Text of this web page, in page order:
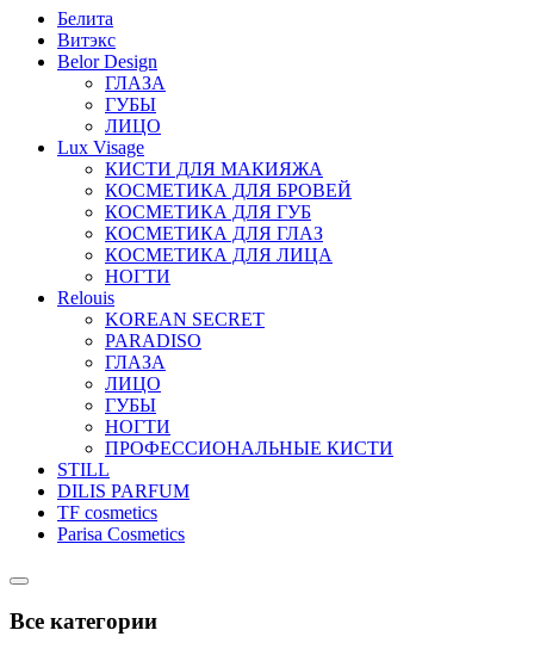
Белита
Витэкс
Belor Design
ГЛАЗА
ГУБЫ
ЛИЦО
Lux Visage
КИСТИ ДЛЯ МАКИЯЖА
КОСМЕТИКА ДЛЯ БРОВЕЙ
КОСМЕТИКА ДЛЯ ГУБ
КОСМЕТИКА ДЛЯ ГЛАЗ
КОСМЕТИКА ДЛЯ ЛИЦА
НОГТИ
Relouis
KOREAN SECRET
PARADISO
ГЛАЗА
ЛИЦО
ГУБЫ
НОГТИ
ПРОФЕССИОНАЛЬНЫЕ КИСТИ
STILL
DILIS PARFUM
TF cosmetics
Parisa Cosmetics
Catalog
Все категории